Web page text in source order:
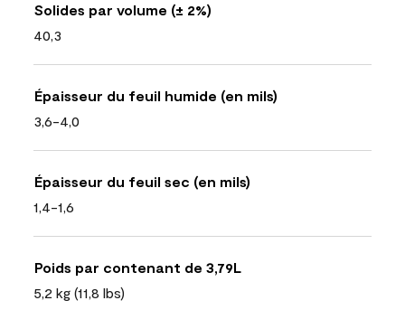
Solides par volume (± 2%)
40,3
Épaisseur du feuil humide (en mils)
3,6-4,0
Épaisseur du feuil sec (en mils)
1,4-1,6
Poids par contenant de 3,79L
5,2 kg (11,8 lbs)